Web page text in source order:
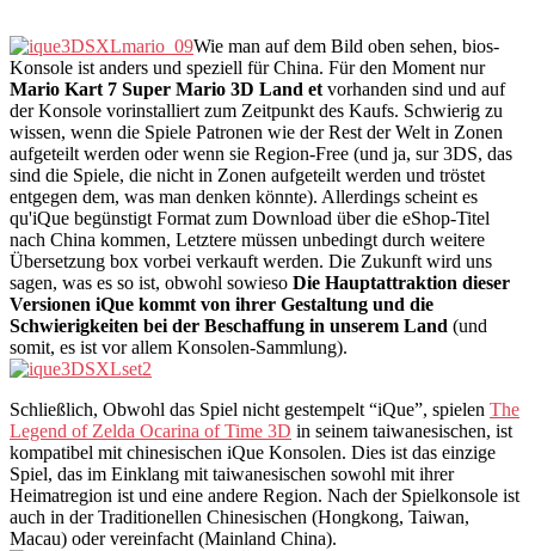
Wie man auf dem Bild oben sehen, bios-
Konsole ist anders und speziell für China. Für den Moment nur
Mario Kart 7 Super Mario 3D Land etvorhanden sind und auf
der Konsole vorinstalliert zum Zeitpunkt des Kaufs. Schwierig zu
wissen, wenn die Spiele Patronen wie der Rest der Welt in Zonen
aufgeteilt werden oder wenn sie Region-Free (und ja, sur 3DS, das
sind die Spiele, die nicht in Zonen aufgeteilt werden und tröstet
entgegen dem, was man denken könnte). Allerdings scheint es
qu'iQue begünstigt Format zum Download über die eShop-Titel
nach China kommen, Letztere müssen unbedingt durch weitere
Übersetzung box vorbei verkauft werden. Die Zukunft wird uns
sagen, was es so ist, obwohl sowieso Die Hauptattraktion dieser
Versionen iQue kommt von ihrer Gestaltung und die
Schwierigkeiten bei der Beschaffung in unserem Land (und
somit, es ist vor allem Konsolen-Sammlung).
Schließlich, Obwohl das Spiel nicht gestempelt “iQue”, spielen The
Legend of Zelda Ocarina of Time 3D in seinem taiwanesischen, ist
kompatibel mit chinesischen iQue Konsolen. Dies ist das einzige
Spiel, das im Einklang mit taiwanesischen sowohl mit ihrer
Heimatregion ist und eine andere Region. Nach der Spielkonsole ist
auch in der Traditionellen Chinesischen (Hongkong, Taiwan,
Macau) oder vereinfacht (Mainland China).